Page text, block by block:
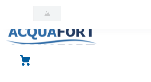
O que você está procurando?